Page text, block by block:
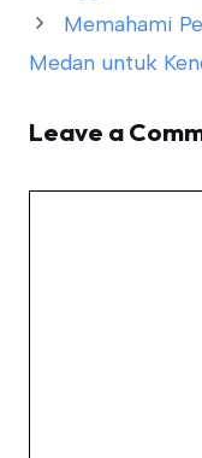
Memahami
Medan untuk
Leave a